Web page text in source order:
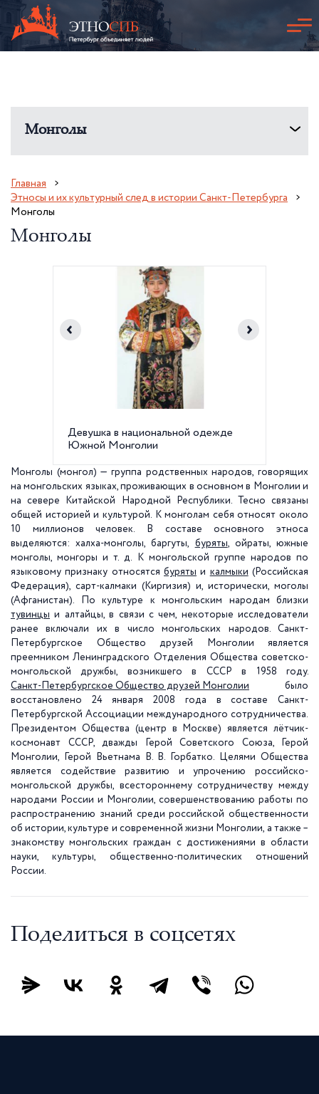
Монголы
Главная
Этносы и их культурный след в истории Санкт-Петербурга
Монголы
Монголы
Девушка в национальной одежде
Южной Монголии
Монголы (монгол) — группа родственных народов, говорящих
на монгольских языках, проживающих в основном в Монголии и
на севере Китайской Народной Республики. Тесно связаны
общей историей и культурой. К монголам себя относят около
10 миллионов человек. В составе основного этноса
выделяются: халха-монголы, баргуты, буряты, ойраты, южные
монголы, монгоры и т. д. К монгольской группе народов по
языковому признаку относятся буряты и калмыки (Российская
Федерация), сарт-калмаки (Киргизия) и, исторически, моголы
(Афганистан). По культуре к монгольским народам близки
тувинцы и алтайцы, в связи с чем, некоторые исследователи
ранее включали их в число монгольских народов. Санкт-
Петербургское Общество друзей Монголии является
преемником Ленинградского Отделения Общества советско-
монгольской дружбы, возникшего в СССР в 1958 году.
Санкт-Петербургское Общество друзей Монголии было
восстановлено 24 января2008 года в составе Санкт-
Петербургской Ассоциации международного сотрудничества.
Президентом Общества (центр в Москве) является лётчик-
космонавт СССР, дважды Герой Советского Союза, Герой
Монголии, Герой Вьетнама В. В. Горбатко. Целями Общества
является содействие развитию и упрочению российско-
монгольской дружбы, всестороннему сотрудничеству между
народами России и Монголии, совершенствованию работы по
распространению знаний среди российской общественности
об истории, культуре и современной жизни Монголии, а также –
знакомству монгольских граждан с достижениями в области
науки, культуры, общественно-политических отношений
России.
Поделиться в соцсетях